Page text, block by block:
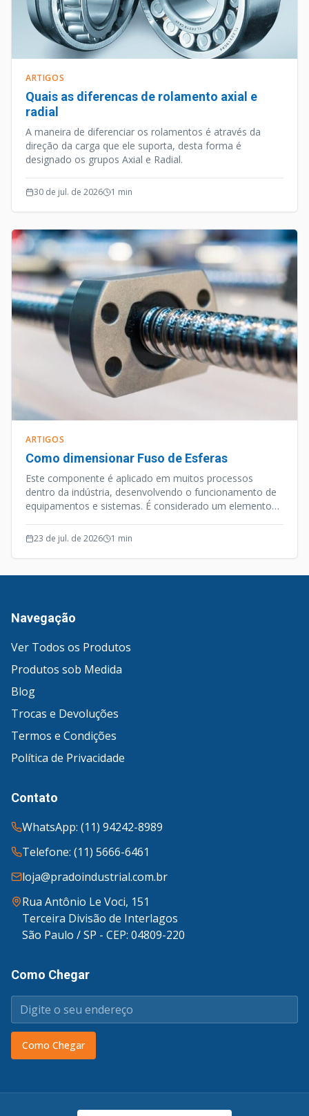
ARTIGOS
Quais as diferencas de rolamento axial e
radial
A maneira de diferenciar os rolamentos é através da
direção da carga que ele suporta, desta forma é
designado os grupos Axial e Radial.
30 de jul. de 2026 1 min
ARTIGOS
Como dimensionar Fuso de Esferas
Este componente é aplicado em muitos processos
dentro da indústria, desenvolvendo o funcionamento de
equipamentos e sistemas. É considerado um elemento
opera de forma silenciosa e efetiva.
23 de jul. de 2026 1 min
Navegação
Ver Todos os Produtos
Produtos sob Medida
Blog
Trocas e Devoluções
Termos e Condições
Política de Privacidade
Contato
WhatsApp: (11) 94242-8989
Telefone: (11) 5666-6461
loja@pradoindustrial.com.br
Rua Antônio Le Voci, 151
Terceira Divisão de Interlagos
São Paulo / SP - CEP: 04809-220
Como Chegar
Como Chegar